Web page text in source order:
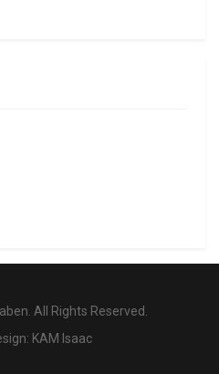
All Rights Reserved.
KAM Isaac